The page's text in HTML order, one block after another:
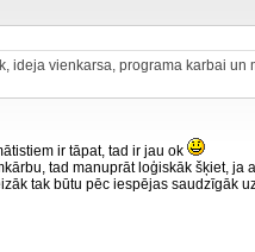
ideja vienkarsa, programa karbai un
ir tāpat, tad ir jau ok
tad manuprāt loģiskāk šķiet,
tak būtu pēc iespējas saudzīgāk